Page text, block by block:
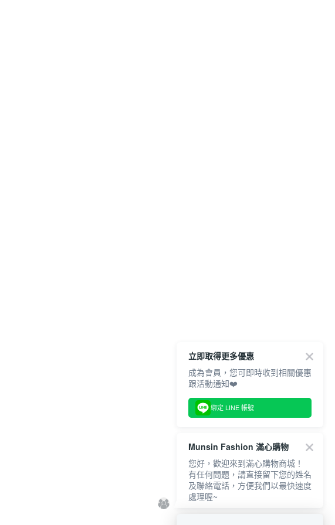
立即取得更多優惠
成為會員，您可即時收到相關優惠
跟活動通知❤️
綁定 LINE 帳號
Munsin Fashion 滿心購物
您好，歡迎來到滿心購物商城！
有任何問題，請直接留下您的姓名
及聯絡電話，方便我們以最快速度
處理喔~